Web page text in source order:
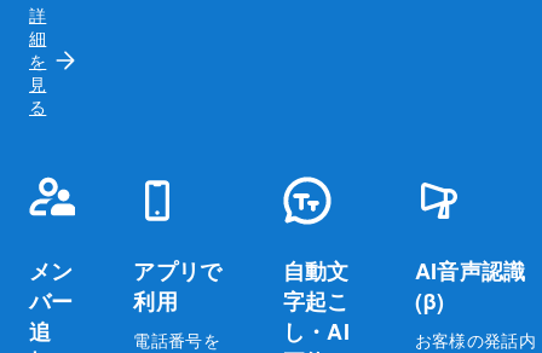
詳
細
を
見
る
メン
バー
追
アプリで
利用
電話番号を
自動文
字起こ
し・AI
AI音声認識
(β)
お客様の発話内